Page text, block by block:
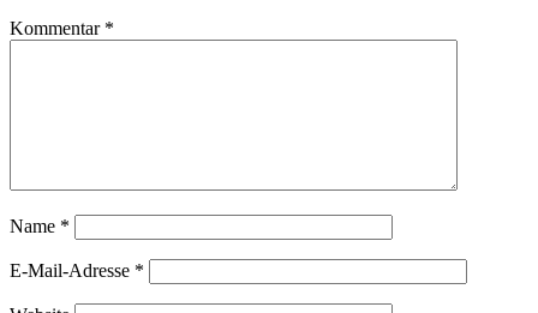
Kommentar *
Name *
E-Mail-Adresse *